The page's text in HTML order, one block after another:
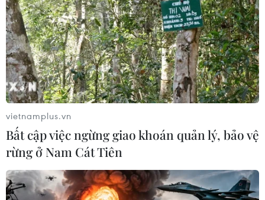
vietnamplus.vn
Bất cập việc ngừng giao khoán quản lý, bảo vệ
rừng ở Nam Cát Tiên